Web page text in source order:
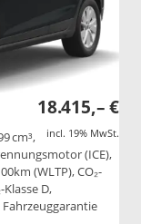
18.415,– €
incl. 19% MwSt.
cm³,
(ICE),
(WLTP), CO₂-
D,
Fahrzeuggarantie